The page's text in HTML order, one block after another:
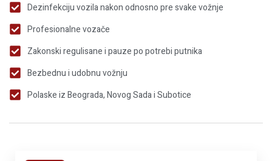
Dezinfekciju vozila nakon odnosno pre svake vožnje
Profesionalne vozače
Zakonski regulisane i pauze po potrebi putnika
Bezbednu i udobnu vožnju
Polaske iz Beograda, Novog Sada i Subotice